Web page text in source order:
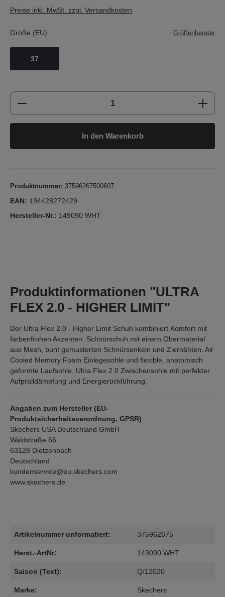
Preise inkl. MwSt. zzgl. Versandkosten
Größe (EU) Größenberater
37
Produkt Anzahl: Gib den gewünschten
In den Warenkorb
Produktnummer: 37596267500607
EAN: 194428272429
Hersteller-Nr.: 149090 WHT
Produktinformationen "ULTRA
FLEX 2.0 - HIGHER LIMIT"
Der Ultra Flex 2.0 - Higher Limit Schuh kombiniert Komfort mit
farbenfrohen Akzenten. Schnürschuh mit einem Obermaterial
aus Mesh, bunt gemusterten Schnürsenkeln und Ziernähten. Air
Cooled Memory Foam Einlegesohle und flexible, anatomisch
geformte Laufsohle. Ultra Flex 2.0 Zwischensohle mit perfekter
Aufpralldämpfung und Energierückführung.
Angaben zum Hersteller (EU-
Produktsicherheitsverordnung, GPSR)
Skechers USA Deutschland GmbH
Waldstraße 66
63128 Dietzenbach
Deutschland
kundenservice@eu.skechers.com
www.skechers.de
Artikelnummer unformatiert: 375962675
Herst.-ArtNr: 149090 WHT
Saison (Text): Q/12020
Marke: Skechers